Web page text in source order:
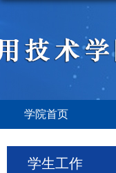
学院首页
学生工作